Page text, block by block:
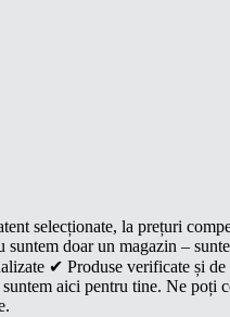
selecționate, la prețuri
doar un magazin –
✔ Produse verificate și
aici pentru tine. Ne